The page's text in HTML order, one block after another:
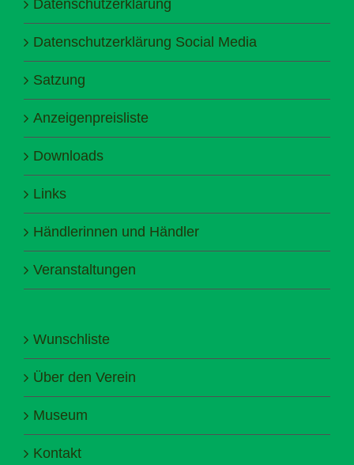
Datenschutzerklärung
Datenschutzerklärung Social Media
Satzung
Anzeigenpreisliste
Downloads
Links
Händlerinnen und Händler
Veranstaltungen
Wunschliste
Über den Verein
Museum
Kontakt